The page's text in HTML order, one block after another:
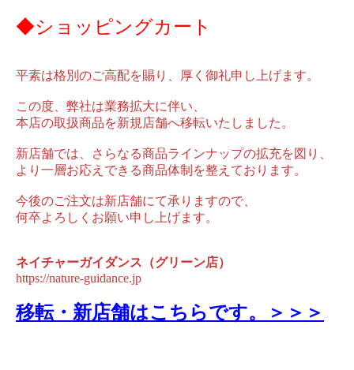
◆ショッピングカート
平素は格別のご高配を賜り、厚く御礼申し上げます。
この度、弊社は業務拡大に伴い、
本店の取扱商品を新規店舗へ移転いたしました。
新店舗では、さらなる商品ラインナップの拡充を図り、
より一層お応えできる商品体制を整えております。
今後のご注文は新店舗にて承りますので、
何卒よろしくお願い申し上げます。
ネイチャーガイダンス（グリーン店）
https://nature-guidance.jp
移転・新店舗はこちらです。＞＞＞